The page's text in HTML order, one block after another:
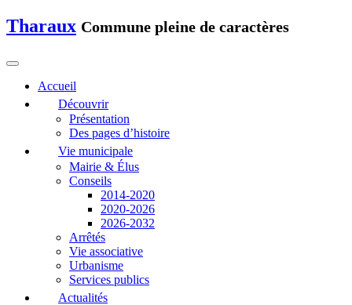
Tharaux Commune pleine de caractères
Accueil
Découvrir
Présentation
Des pages d’histoire
Vie municipale
Mairie & Élus
Conseils
2014-2020
2020-2026
2026-2032
Arrêtés
Vie associative
Urbanisme
Services publics
Actualités